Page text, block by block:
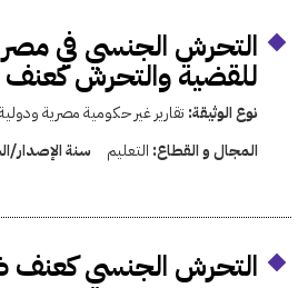
التحرش الجنسي في مصر
للقضية والتحرش كعنف
نوع الوثيقة: تقارير غير حكومية مصرية
المجال و القطاع: التعليم سنة الإصدار/
التحرش الجنسي كعنف